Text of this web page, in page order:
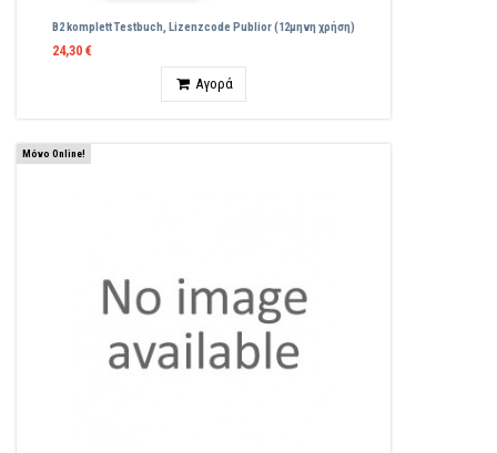
B2 komplett Testbuch, Lizenzcode Publior (12μηνη χρήση)
24,30 €
Αγορά
Μόνο Online!